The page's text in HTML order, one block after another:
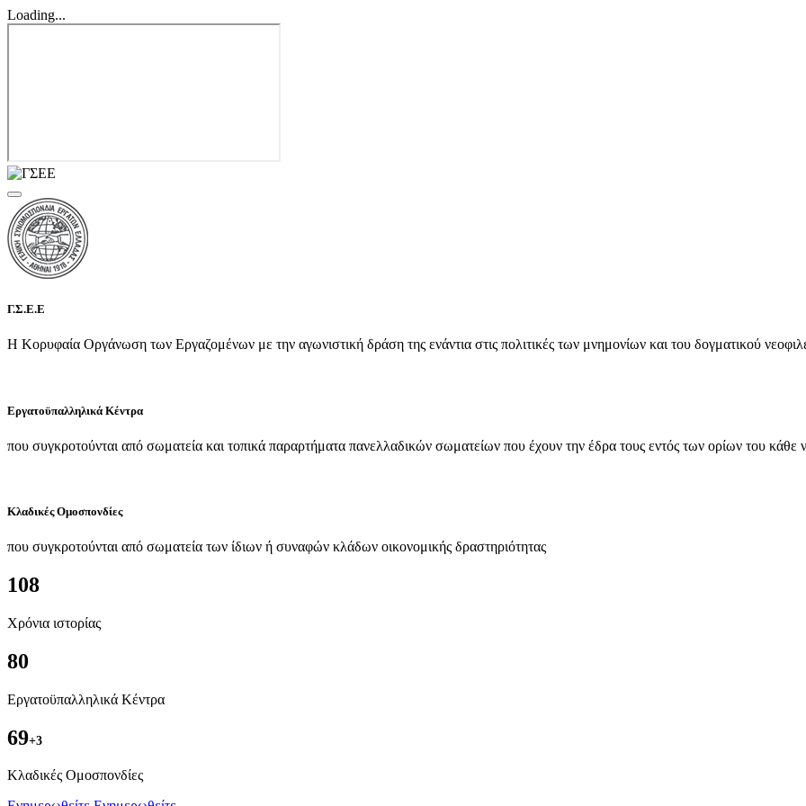
Loading...
Γ.Σ.Ε.Ε
Η Κορυφαία Οργάνωση των Εργαζομένων με την αγωνιστική δράση της ενάντια στις πολιτικές των μνημονίων και του δογματικού
Εργατοϋπαλληλικά Κέντρα
που συγκροτούνται από σωματεία και τοπικά παραρτήματα πανελλαδικών σωματείων που έχουν την έδρα τους εντός των ορίων του κάθε
Κλαδικές Ομοσπονδίες
που συγκροτούνται από σωματεία των ίδιων ή συναφών κλάδων οικονομικής δραστηριότητας
108
Χρόνια ιστορίας
80
Εργατοϋπαλληλικά Κέντρα
69+3
Kλαδικές Ομοσπονδίες